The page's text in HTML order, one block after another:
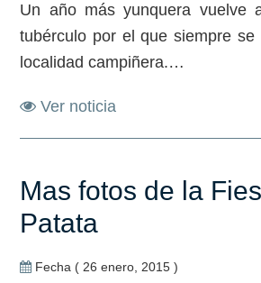
Un año más yunquera vuelve
tubérculo por el que siempre
localidad campiñera.…
Ver noticia
Mas fotos de la
Patata
Fecha ( 26 enero, 2015 )